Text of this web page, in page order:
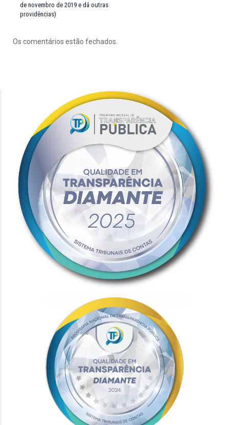
de novembro de 2019 e dá outras
providências)
Os comentários estão fechados.